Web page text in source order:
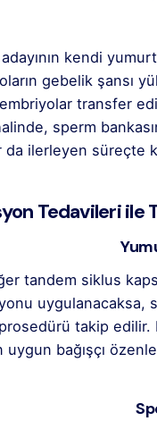
kendi
gebelik şansı
transfer
sperm
da ilerleyen süreçte
Tedavileri ile
tandem siklus
uygulanacaksa,
takip edilir.
uygun bağışçı